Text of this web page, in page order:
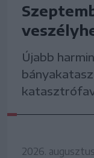
Újabb
2026.